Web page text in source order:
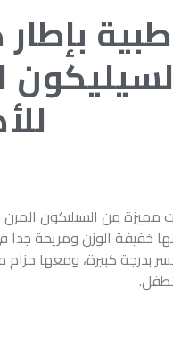
مميزة من السيليكون
خفيفة الوزن ومريحة جدا
بدرجة كبيرة، ومعها حزام